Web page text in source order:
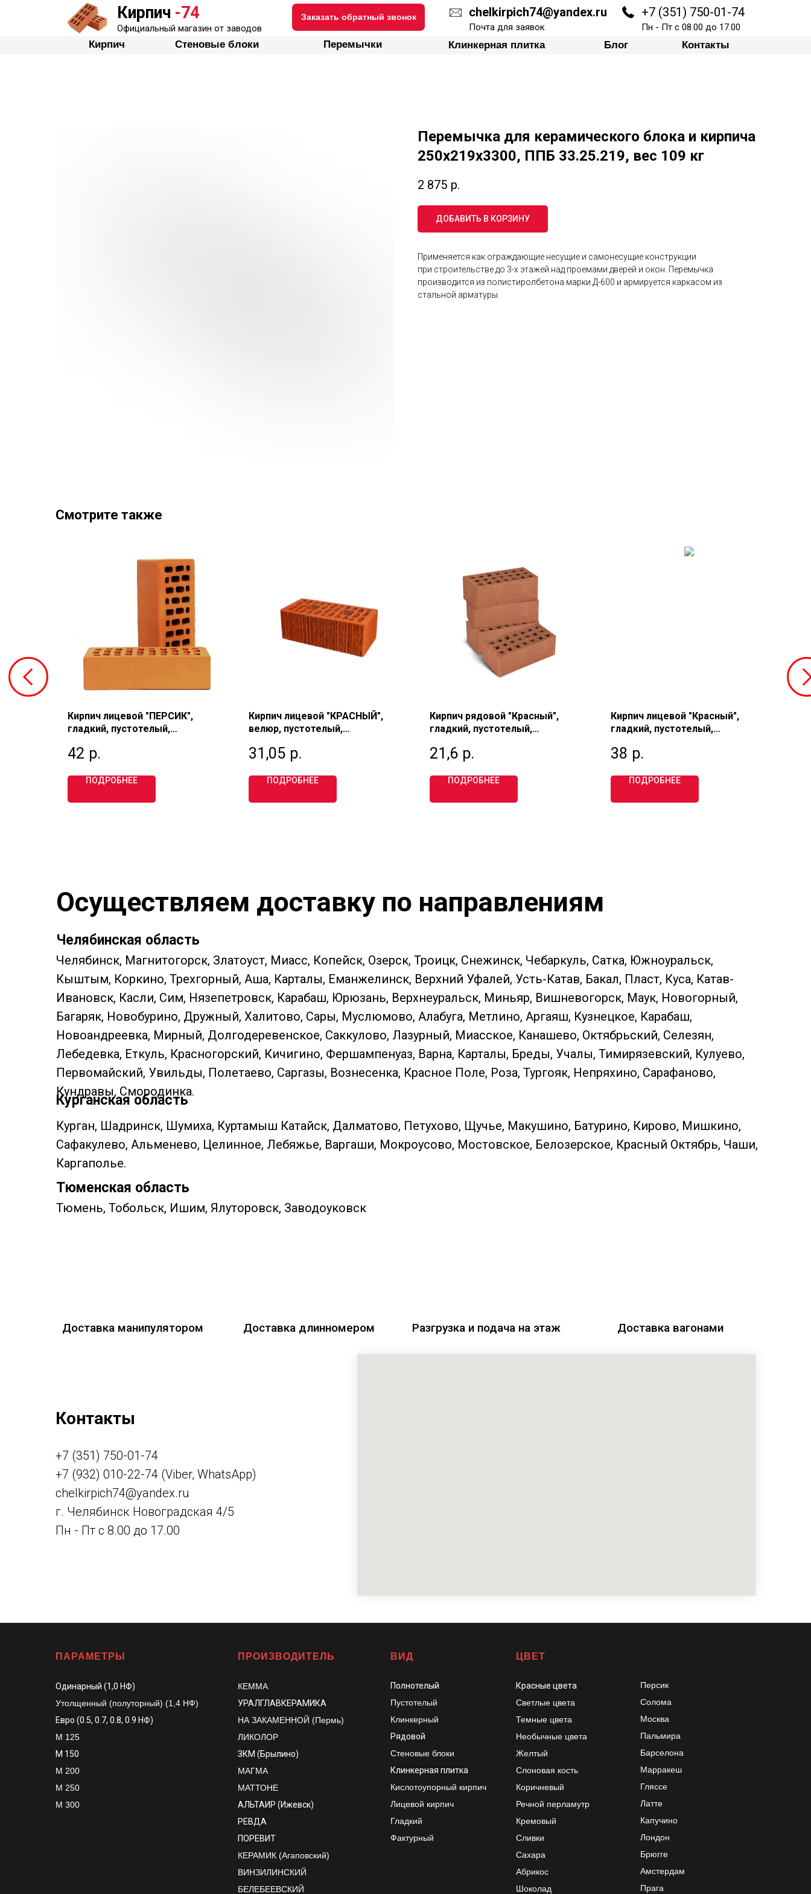
Пн - Пт с 08.00 до 17.00
Почта для заявок
Официальный магазин от заводов
Кирпич -74 Заказать обратный звонок +7 (351) 750-01-74
chelkirpich74@yandex.ru
Перемычки Клинкерная плитка
Стеновые блоки
Кирпич Блог Контакты
Кирпич Стеновые блоки Перемычки Клинкерная плитка Контакты
Перемычка для керамического блока и кирпича
250х219х3300, ППБ 33.25.219, вес 109 кг
2 875 р.
ДОБАВИТЬ В КОРЗИНУ
Применяется как ограждающие несущие и самонесущие конструкции
при строительстве до 3-х этажей над проемами дверей и окон. Перемычка
производится из полистиролбетона марки Д-600 и армируется каркасом из
стальной арматуры.
Смотрите также
Кирпич лицевой "ПЕРСИК",
гладкий, пустотелый,
ЛИКОЛОР
42 р.
ПОДРОБНЕЕ
Кирпич лицевой "КРАСНЫЙ",
велюр, пустотелый,
Фурбау (УГК)
31,05 р.
ПОДРОБНЕЕ
Кирпич рядовой "Красный",
гладкий, пустотелый,
КЕММА
21,6 р.
ПОДРОБНЕЕ
Кирпич лицевой "Красный",
гладкий, пустотелый,
(УГК) Томск
38 р.
ПОДРОБНЕЕ
Челябинская область
Осуществляем доставку по направлениям
Курганская область
Тюменская область
Челябинск, Магнитогорск, Златоуст, Миасс, Копейск, Озерск, Троицк, Снежинск, Чебаркуль, Сатка, Южноуральск,
Кыштым, Коркино, Трехгорный, Аша, Карталы, Еманжелинск, Верхний Уфалей, Усть-Катав, Бакал, Пласт, Куса, Катав-
Ивановск, Касли, Сим, Нязепетровск, Карабаш, Юрюзань, Верхнеуральск, Миньяр, Вишневогорск, Маук, Новогорный,
Багаряк, Новобурино, Дружный, Халитово, Сары, Муслюмово, Алабуга, Метлино, Аргаяш, Кузнецкое, Карабаш,
Новоандреевка, Мирный, Долгодеревенское, Саккулово, Лазурный, Миасское, Канашево, Октябрьский, Селезян,
Лебедевка, Еткуль, Красногорский, Кичигино, Фершампенуаз, Варна, Карталы, Бреды, Учалы, Тимирязевский, Кулуево,
Первомайский, Увильды, Полетаево, Саргазы, Вознесенка, Красное Поле, Роза, Тургояк, Непряхино, Сарафаново,
Кундравы, Смородинка.
Курган, Шадринск, Шумиха, Куртамыш Катайск, Далматово, Петухово, Щучье, Макушино, Батурино, Кирово, Мишкино,
Сафакулево, Альменево, Целинное, Лебяжье, Варгаши, Мокроусово, Мостовское, Белозерское, Красный Октябрь, Чаши,
Каргаполье.
Тюмень, Тобольск, Ишим, Ялуторовск, Заводоуковск
Доставка манипулятором Доставка длинномером Разгрузка и подача на этаж Доставка вагонами
Контакты
+7 (351) 750-01-74
+7 (932) 010-22-74 (Viber, WhatsApp)
chelkirpich74@yandex.ru
г. Челябинск Новоградская 4/5
Пн - Пт с 8.00 до 17.00
ПАРАМЕТРЫ
Одинарный (1,0 НФ)
Утолщенный (полуторный) (1,4 НФ)
Евро (0.5, 0.7, 0.8, 0.9 НФ)
М 125
М 150
М 200
М 250
М 300
ПРОИЗВОДИТЕЛЬ
КЕММА
УРАЛГЛАВКЕРАМИКА
НА ЗАКАМЕННОЙ (Пермь)
ЛИКОЛОР
ЗКМ (Брылино)
МАГМА
МАТТОНЕ
АЛЬТАИР (Ижевск)
РЕВДА
ПОРЕВИТ
КЕРАМИК (Агаповский)
ВИНЗИЛИНСКИЙ
БЕЛЕБЕЕВСКИЙ
ВИД ЦВЕТ
Красные цвета
Светлые цвета
Темные цвета
Необычные цвета
Желтый
Слоновая кость
Коричневый
Речной перламутр
Кремовый
Сливки
Сахара
Абрикос
Шоколад
Полнотелый
Пустотелый
Клинкерный
Рядовой
Стеновые блоки
Клинкерная плитка
Кислотоупорный кирпич
Лицевой кирпич
Гладкий
Фактурный
Персик
Солома
Москва
Пальмира
Барселона
Марракеш
Гляссе
Латте
Капучино
Лондон
Брюгге
Амстердам
Прага